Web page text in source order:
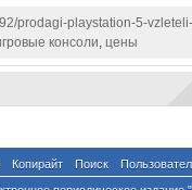
prodagi-playstation-5-
консоли, цены
Копирайт Поиск